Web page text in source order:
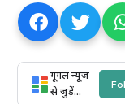
गूगल न्यूज
से जुड़ें...